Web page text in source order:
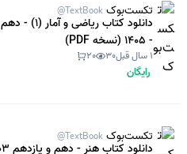
تکست‌بوک @TextBook
- 1405 (نسخه PDF)
1 سال قبل 30
20
رایگان
تکست‌بوک @TextBook